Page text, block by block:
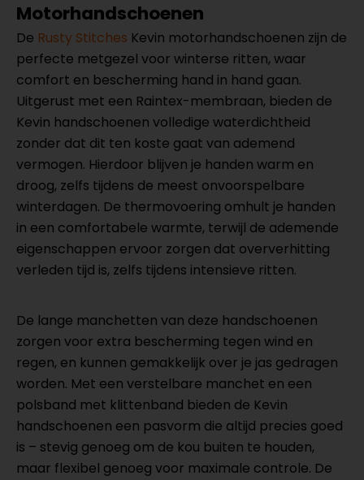
Motorhandschoenen
De Rusty Stitches Kevin motorhandschoenen zijn de
perfecte metgezel voor winterse ritten, waar
comfort en bescherming hand in hand gaan.
Uitgerust met een Raintex-membraan, bieden de
Kevin handschoenen volledige waterdichtheid
zonder dat dit ten koste gaat van ademend
vermogen. Hierdoor blijven je handen warm en
droog, zelfs tijdens de meest onvoorspelbare
winterdagen. De thermovoering omhult je handen
in een comfortabele warmte, terwijl de ademende
eigenschappen ervoor zorgen dat oververhitting
verleden tijd is, zelfs tijdens intensieve ritten.
De lange manchetten van deze handschoenen
zorgen voor extra bescherming tegen wind en
regen, en kunnen gemakkelijk over je jas gedragen
worden. Met een verstelbare manchet en een
polsband met klittenband bieden de Kevin
handschoenen een pasvorm die altijd precies goed
is – stevig genoeg om de kou buiten te houden,
maar flexibel genoeg voor maximale controle. De